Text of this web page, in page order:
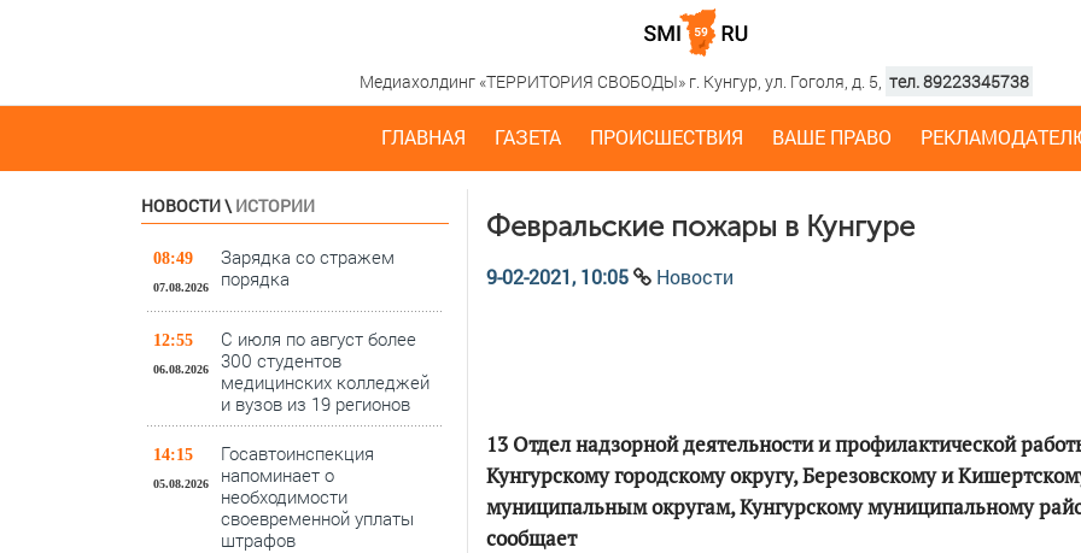
Медиахолдинг «ТЕРРИТОРИЯ СВОБОДЫ» г. Кунгур, ул. Гоголя, д. 5, тел. 89223345738
ГЛАВНАЯ ГАЗЕТА ПРОИСШЕСТВИЯ ВАШЕ ПРАВО
НОВОСТИ\ ИСТОРИИ
08:49
07.08.2026
Зарядка со стражем
порядка
12:55
06.08.2026
С июля по август более
300 студентов
медицинских колледжей
и вузов из 19 регионов
14:15
05.08.2026
Госавтоинспекция
напоминает о
необходимости
своевременной уплаты
штрафов
Февральские пожары в Кунгуре
9-02-2021, 10:05 Новости
13 Отдел надзорной деятельности и профилактической
Кунгурскому городскому округу, Березовскому и
муниципальным округам, Кунгурскому муниципальному
сообщает